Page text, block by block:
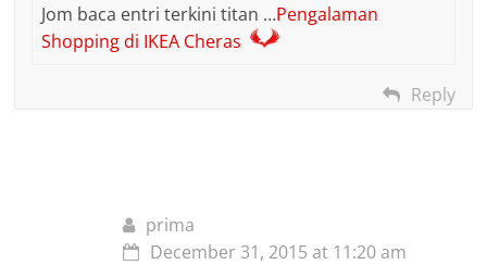
Jom baca entri terkini titan …Pengalaman
Shopping di IKEA Cheras
Reply
prima
December 31, 2015 at 11:20 am